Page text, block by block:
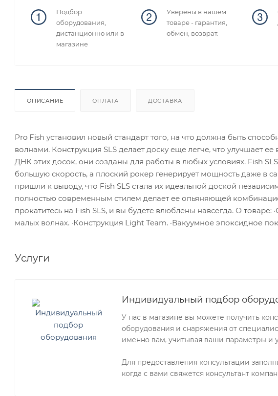
Подбор
оборудования,
дистанционно или в
магазине
Уверены в нашем
товаре - гарантия,
обмен, возврат.
ОПИСАНИЕ ОПЛАТА ДОСТАВКА
Pro Fish установил новый стандарт того, на что должна быть
волнами. Конструкция SLS делает доску еще легче, что улучшает
ДНК этих досок, они созданы для работы в любых условиях. Fish
большую скорость, а плоский рокер генерирует мощность даже в
пришли к выводу, что Fish SLS стала их идеальной доской
полностью современным стилем делает ее опьяняющей
прокатитесь на Fish SLS, и вы будете влюблены навсегда. О товаре:
малых волнах. ·Конструкция Light Team. ·Вакуумное эпоксидное
Услуги
Индивидуальный подбор
У нас в магазине вы можете получить
оборудования и снаряжения от
именно вам, учитывая ваши параметры и
Для предоставления консультации
когда с вами свяжется консультант